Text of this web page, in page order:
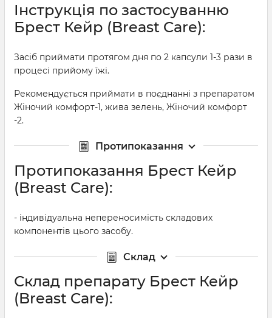
Інструкція по застосуванню
Брест Кейр (Breast Care):
Засіб приймати протягом дня по 2 капсули 1-3 рази в
процесі прийому їжі.
Рекомендується приймати в поєднанні з препаратом
Жіночий комфорт-1, жива зелень, Жіночий комфорт
-2.
Протипоказання
Протипоказання Брест Кейр
(Breast Care):
- індивідуальна непереносимість складових
компонентів цього засобу.
Склад
Склад препарату Брест Кейр
(Breast Care):